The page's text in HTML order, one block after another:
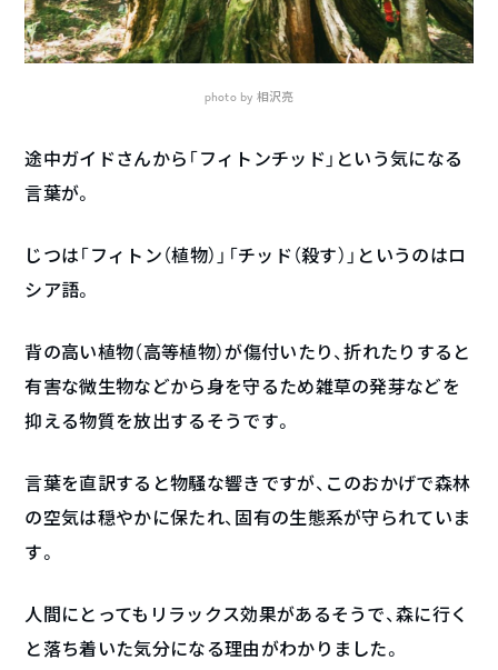
photo by 相沢亮
途中ガイドさんから「フィトンチッド」という気になる
言葉が。
じつは「フィトン（植物）」「チッド（殺す）」というのはロ
シア語。
背の高い植物（高等植物）が傷付いたり、折れたりすると
有害な微生物などから身を守るため雑草の発芽などを
抑える物質を放出するそうです。
言葉を直訳すると物騒な響きですが、このおかげで森林
の空気は穏やかに保たれ、固有の生態系が守られていま
す。
人間にとってもリラックス効果があるそうで、森に行く
と落ち着いた気分になる理由がわかりました。